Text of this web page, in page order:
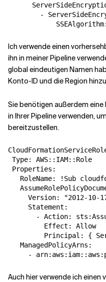
-
Ich verwende einen
ihn in meiner Pipeline
global eindeutigen Namen
Konto-ID und die Region
Sie benötigen außerdem eine
in Ihrer Pipeline verwenden,
bereitzustellen.
Type: AWS::IAM::Role
Properties:
RoleName: !Sub
Version: "2012-10-
     Statement:
- Action:
         Effect: Allow
Principal: {
   ManagedPolicyArns:
Auch hier verwende ich einen